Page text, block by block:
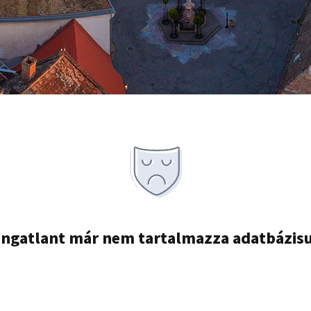
már nem tartalmazza